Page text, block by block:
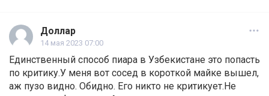
Доллар
14 мая 2023 07:00
Единственный способ пиара в Узбекистане это попасть
по критику.У меня вот сосед в короткой майке вышел,
аж пузо видно. Обидно. Его никто не критикует.Не